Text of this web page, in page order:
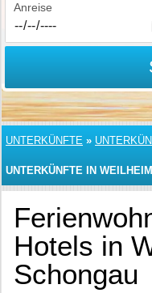
Anreise
UNTERKÜNFTE »
UNTERKÜNFTE IN
Hotels in
Schongau